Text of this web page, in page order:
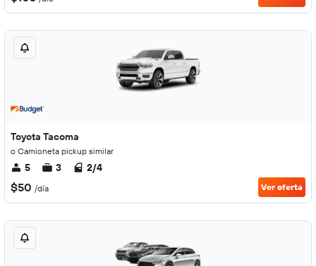
Toyota Tacoma
o Camioneta pickup similar
5 3 2/4
$50 /día Ver oferta